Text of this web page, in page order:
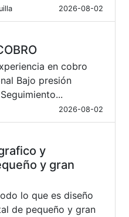
2026-08-02
en cobro
Bajo presión
2026-08-02
y
y gran
lo que es diseño
de pequeño y gran